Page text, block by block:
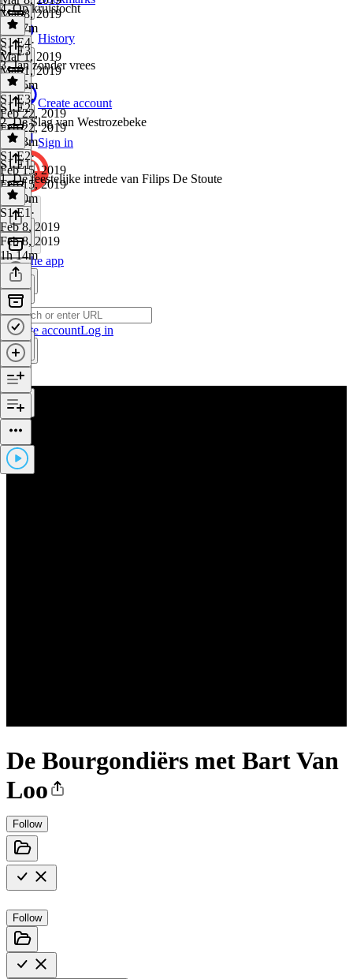
History
Create account
Sign in
Get the app
Create accountLog in
De Bourgondiërs met Bart Van
Loo
Follow
Follow
Mar 8, 2019
1h 37m
4. Op kruistocht
S1 E4·
Mar 1, 2019
Mar 1, 2019
1h 15m
S1 E3
3. Jan zonder vrees
S1 E3·
Feb 22, 2019
Feb 22, 2019
1h 23m
S1 E2
2. De Slag van Westrozebeke
S1 E2·
Feb 15, 2019
Feb 15, 2019
1h 20m
S1 E1
1. De feestelijke intrede van Filips De Stoute
S1 E1 ·
Feb 8, 2019
Feb 8, 2019
1h 14m